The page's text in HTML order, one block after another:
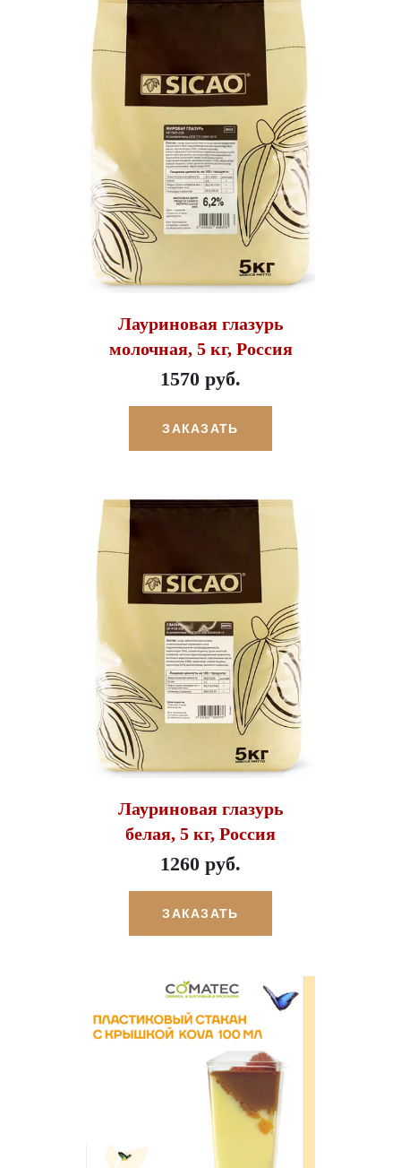
Лауриновая глазурь
молочная, 5 кг, Россия
1570 руб.
ЗАКАЗАТЬ
Лауриновая глазурь
белая, 5 кг, Россия
1260 руб.
ЗАКАЗАТЬ